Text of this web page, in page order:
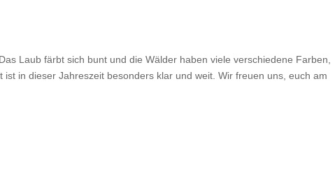
Laub färbt sich bunt und die Wälder haben viele verschiedene Farben,
in dieser Jahreszeit besonders klar und weit. Wir freuen uns, euch am